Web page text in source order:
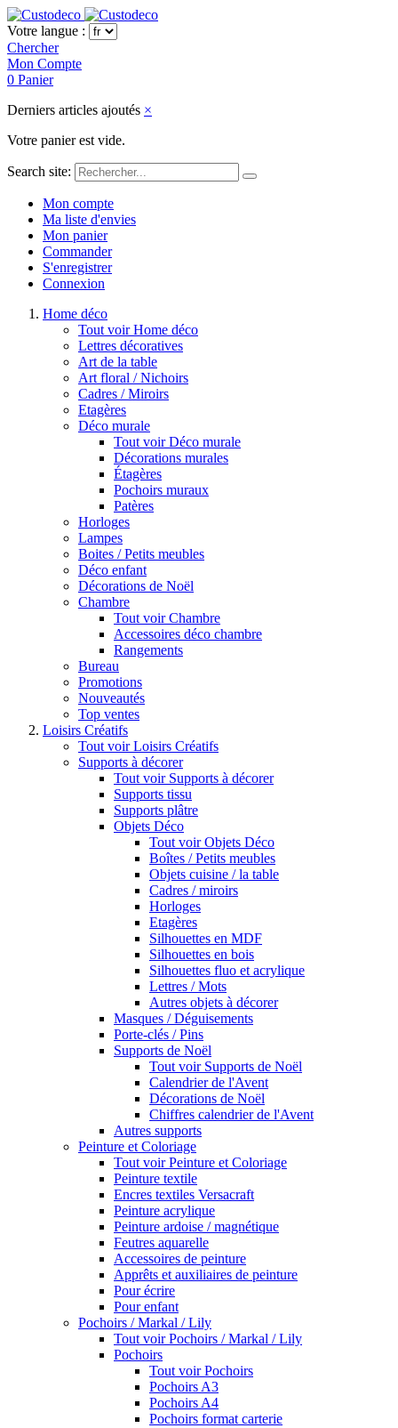
Votre langue :
Chercher
Mon Compte
0 Panier
Derniers articles ajoutés ×
Votre panier est vide.
Search site:
Mon compte
Ma liste d'envies
Mon panier
Commander
S'enregistrer
Connexion
Home déco
Tout voir Home déco
Lettres décoratives
Art de la table
Art floral / Nichoirs
Cadres / Miroirs
Etagères
Déco murale
Tout voir Déco murale
Décorations murales
Étagères
Pochoirs muraux
Patères
Horloges
Lampes
Boites / Petits meubles
Déco enfant
Décorations de Noël
Chambre
Tout voir Chambre
Accessoires déco chambre
Rangements
Bureau
Promotions
Nouveautés
Top ventes
Loisirs Créatifs
Tout voir Loisirs Créatifs
Supports à décorer
Tout voir Supports à décorer
Supports tissu
Supports plâtre
Objets Déco
Tout voir Objets Déco
Boîtes / Petits meubles
Objets cuisine / la table
Cadres / miroirs
Horloges
Etagères
Silhouettes en MDF
Silhouettes en bois
Silhouettes fluo et acrylique
Lettres / Mots
Autres objets à décorer
Masques / Déguisements
Porte-clés / Pins
Supports de Noël
Tout voir Supports de Noël
Calendrier de l'Avent
Décorations de Noël
Chiffres calendrier de l'Avent
Autres supports
Peinture et Coloriage
Tout voir Peinture et Coloriage
Peinture textile
Encres textiles Versacraft
Peinture acrylique
Peinture ardoise / magnétique
Feutres aquarelle
Accessoires de peinture
Apprêts et auxiliaires de peinture
Pour écrire
Pour enfant
Pochoirs / Markal / Lily
Tout voir Pochoirs / Markal / Lily
Pochoirs
Tout voir Pochoirs
Pochoirs A3
Pochoirs A4
Pochoirs format carterie